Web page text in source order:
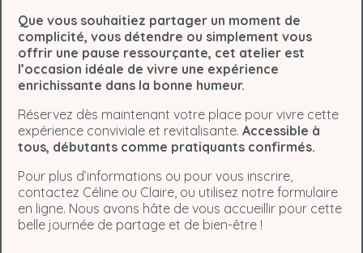
Que vous souhaitiez partager un moment de
complicité, vous détendre ou simplement vous
offrir une pause ressourçante, cet atelier est
l’occasion idéale de vivre une expérience
enrichissante dans la bonne humeur.
Réservez dès maintenant votre place pour vivre cette
expérience conviviale et revitalisante. Accessible à
tous, débutants comme pratiquants confirmés.
Pour plus d’informations ou pour vous inscrire,
contactez Céline ou Claire, ou utilisez notre formulaire
en ligne. Nous avons hâte de vous accueillir pour cette
belle journée de partage et de bien-être !